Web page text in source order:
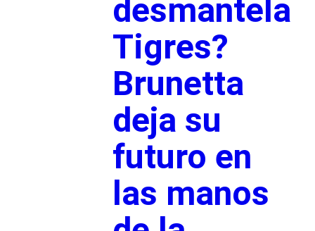
desmantela
Tigres?
Brunetta
deja su
futuro en
las manos